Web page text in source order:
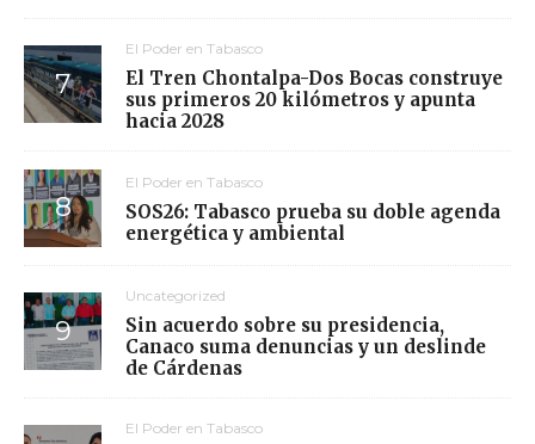
El Poder en Tabasco
El Tren Chontalpa-Dos Bocas construye
sus primeros 20 kilómetros y apunta
hacia 2028
El Poder en Tabasco
SOS26: Tabasco prueba su doble agenda
energética y ambiental
Uncategorized
Sin acuerdo sobre su presidencia,
Canaco suma denuncias y un deslinde
de Cárdenas
El Poder en Tabasco